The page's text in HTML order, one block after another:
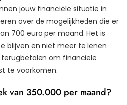
jouw financiële situatie in
over de mogelijkheden die er
700 euro per maand. Het is
blijven en niet meer te lenen
terugbetalen om financiële
te voorkomen.
van 350.000 per maand?